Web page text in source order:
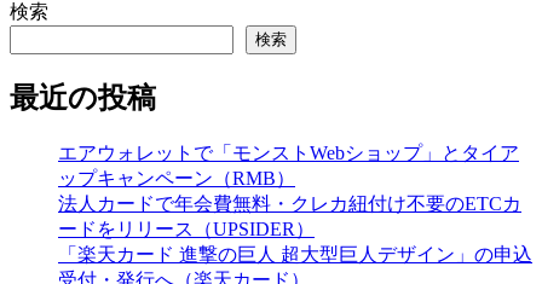
検索
検索
最近の投稿
エアウォレットで「モンストWebショップ」とタイア
ップキャンペーン（RMB）
法人カードで年会費無料・クレカ紐付け不要のETCカ
ードをリリース（UPSIDER）
「楽天カード 進撃の巨人 超大型巨人デザイン」の申込
受付・発行へ（楽天カード）